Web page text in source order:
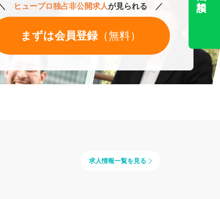
ヒュープロ独占非公開求人が見られる ／
まずは会員登録（無料）
求人情報一覧を見る